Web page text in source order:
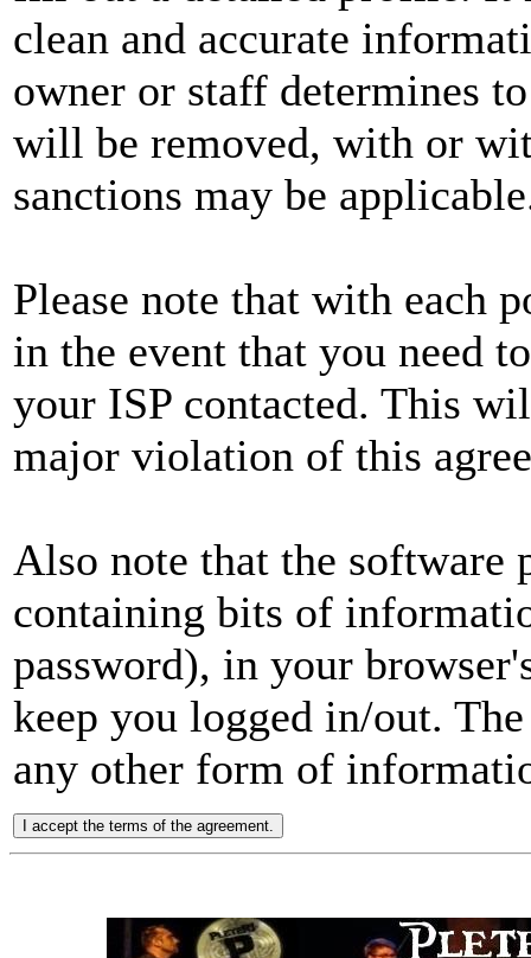
clean and accurate
owner or staff determines
will be removed, with or
sanctions may be
Please note that with each
in the event that you need
your ISP contacted. This
major violation of this
Also note that the software
containing bits of
password), in your
keep you logged in/out.
any other form of